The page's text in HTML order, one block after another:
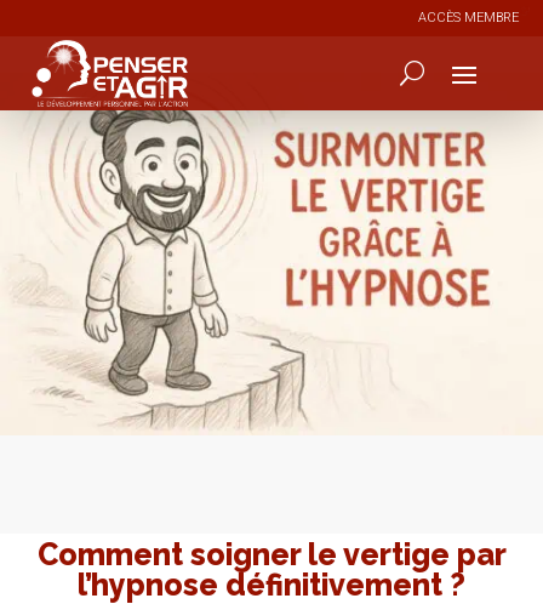
ACCÈS MEMBRE
Comment soigner le vertige par
l’hypnose définitivement ?